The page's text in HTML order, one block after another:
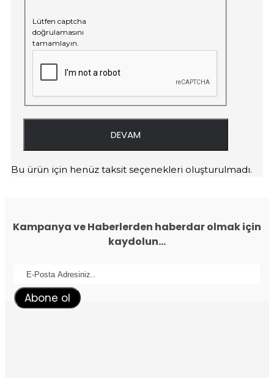
Lütfen captcha
doğrulamasını
tamamlayın.
DEVAM
Bu ürün için henüz taksit seçenekleri oluşturulmadı.
Kampanya ve Haberlerden haberdar olmak için
kaydolun...
Abone ol